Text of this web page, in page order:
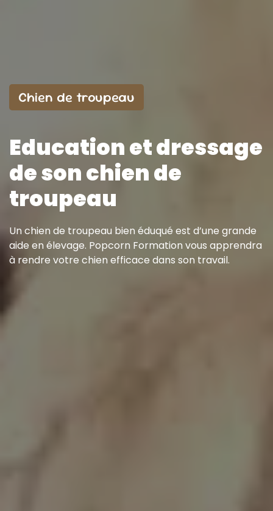
Chien de troupeau
Education et dressage
de son chien de
troupeau
Un chien de troupeau bien éduqué est d’une grande
aide en élevage. Popcorn Formation vous apprendra
à rendre votre chien efficace dans son travail.